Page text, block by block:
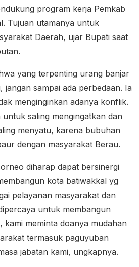
program kerja Pemkab
Tujuan utamanya untuk
Daerah, ujar Bupati saat
yang terpenting urang banjar
jangan sampai ada perbedaan. Ia
menginginkan adanya konflik.
saling mengingatkan dan
menyatu, karena bubuhan
dengan masyarakat Berau.
diharap dapat bersinergi
kota batiwakkal yg
pelayanan masyarakat dan
untuk membangun
kami meminta doanya mudahan
termasuk paguyuban
jabatan kami, ungkapnya.